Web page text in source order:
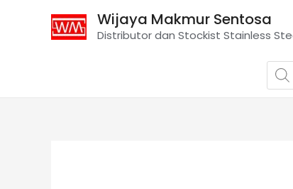
Wijaya Makmur Sentosa
Distributor dan Stockist Stainless